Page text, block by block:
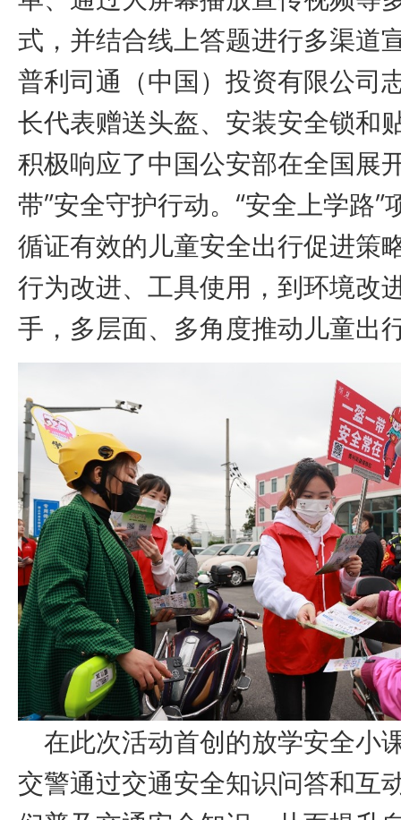
式，并结合线上答题进行多渠道
普利司通（中国）投资有限公司
长代表赠送头盔、安装安全锁和
积极响应了中国公安部在全国展
带”安全守护行动。“安全上学路”
循证有效的儿童安全出行促进策
行为改进、工具使用，到环境改
手，多层面、多角度推动儿童出
在此次活动首创的放学安全小
交警通过交通安全知识问答和互